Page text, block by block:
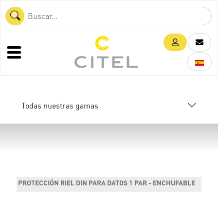
Todas nuestras gamas
PROTECCIÓN RIEL DIN PARA DATOS 1 PAR - ENCHUFABLE